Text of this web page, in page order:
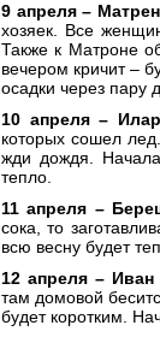
9 апреля –
хозяек. Все
Также к Матроне
вечером кричит –
осадки через пару
10 апреля –
которых сошел
жди дождя. Начала
тепло.
11 апреля –
сока, то
всю весну будет
12 апреля – Иван
там домовой
будет коротким.